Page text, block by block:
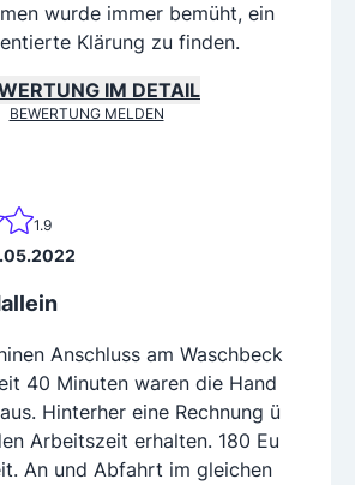
wurde immer bemüht, ein
Klärung zu finden.
IM DETAIL
BEWERTUNG MELDEN
1.9
Anschluss am Waschbeck
40 Minuten waren die Hand
Hinterher eine Rechnung ü
Arbeitszeit erhalten. 180 Eu
An und Abfahrt im gleichen